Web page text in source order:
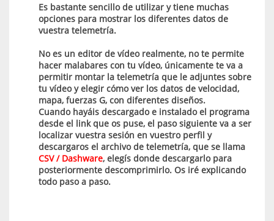
Es bastante sencillo de utilizar y tiene muchas
opciones para mostrar los diferentes datos de
vuestra telemetría.
No es un editor de vídeo realmente, no te permite
hacer malabares con tu vídeo, únicamente te va a
permitir montar la telemetría que le adjuntes sobre
tu vídeo y elegir cómo ver los datos de velocidad,
mapa, fuerzas G, con diferentes diseños.
Cuando hayáis descargado e instalado el programa
desde el link que os puse, el paso siguiente va a ser
localizar vuestra sesión en vuestro perfil y
descargaros el archivo de telemetría, que se llama
CSV / Dashware, elegís donde descargarlo para
posteriormente descomprimirlo. Os iré explicando
todo paso a paso.